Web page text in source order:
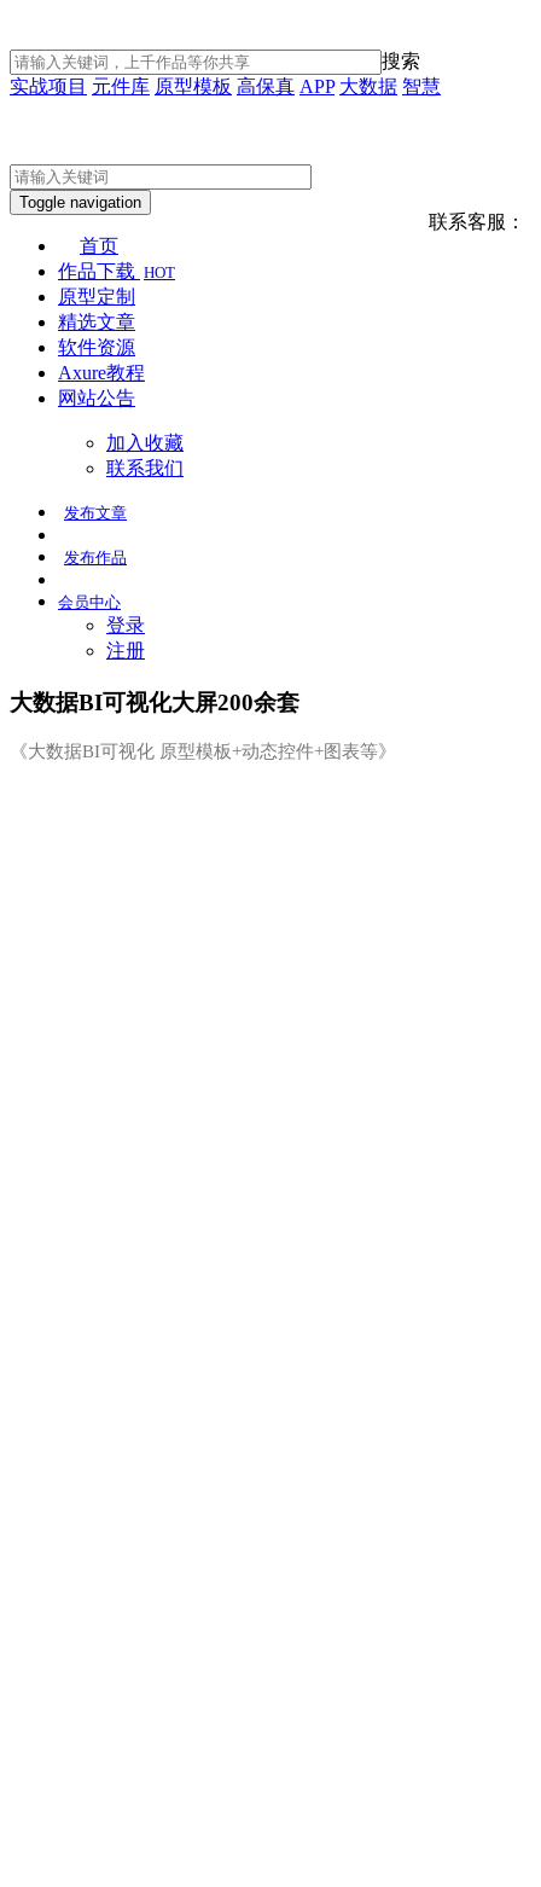
搜索
实战项目 元件库 原型模板 高保真 APP 大数据 智慧
联系客服：
Toggle navigation
首页
作品下载 HOT
原型定制
精选文章
软件资源
Axure教程
网站公告
加入收藏
联系我们
发布文章
发布作品
会员中心
登录
注册
大数据BI可视化大屏200余套
《大数据BI可视化 原型模板+动态控件+图表等》